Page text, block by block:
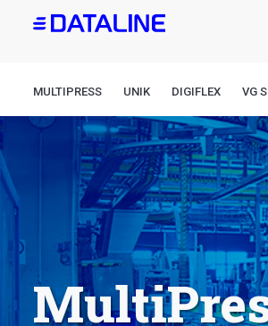
Overslaan
inhoud
gaan
MULTIPRESS UNIK DIGIFLEX VG